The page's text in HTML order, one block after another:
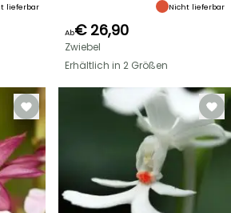
lieferbar Nicht lieferbar
Ab€ 26,90
Zwiebel
Erhältlich in 2 Größen